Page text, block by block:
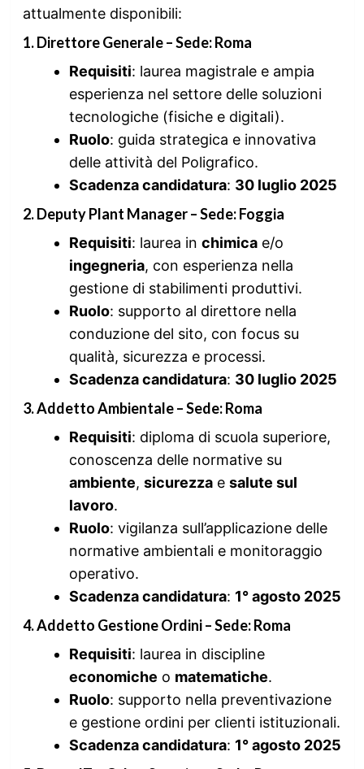
attualmente disponibili:
1. Direttore Generale – Sede: Roma
Requisiti: laurea magistrale e ampia
esperienza nel settore delle soluzioni
tecnologiche (fisiche e digitali).
Ruolo: guida strategica e innovativa
delle attività del Poligrafico.
Scadenza candidatura: 30 luglio 2025
2. Deputy Plant Manager – Sede: Foggia
Requisiti: laurea in chimicae/o
ingegneria, con esperienza nella
gestione di stabilimenti produttivi.
Ruolo: supporto al direttore nella
conduzione del sito, con focus su
qualità, sicurezza e processi.
Scadenza candidatura: 30 luglio 2025
3. Addetto Ambientale – Sede: Roma
Requisiti: diploma di scuola superiore,
conoscenza delle normative su
ambiente, sicurezzae salute sul
lavoro.
Ruolo: vigilanza sull’applicazione delle
normative ambientali e monitoraggio
operativo.
Scadenza candidatura: 1° agosto 2025
4. Addetto Gestione Ordini – Sede: Roma
Requisiti: laurea in discipline
economiche o matematiche.
Ruolo: supporto nella preventivazione
e gestione ordini per clienti istituzionali.
Scadenza candidatura: 1° agosto 2025